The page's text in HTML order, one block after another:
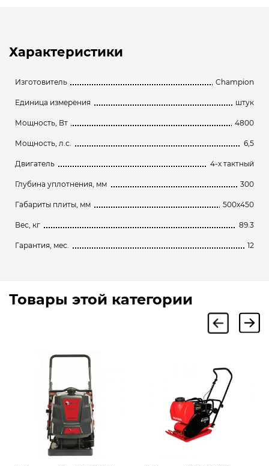
Характеристики
Изготовитель Champion
Единица измерения штук
Мощность, Вт 4800
Мощность, л.с. 6,5
Двигатель 4-х тактный
Глубина уплотнения, мм 300
Габариты плиты, мм 500х450
Вес, кг 89.3
Гарантия, мес. 12
Товары этой категории